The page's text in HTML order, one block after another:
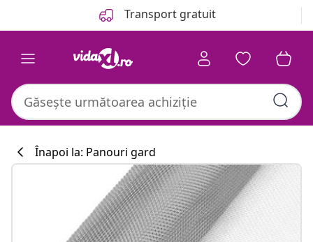
Transport gratuit
Înapoi la: Panouri gard